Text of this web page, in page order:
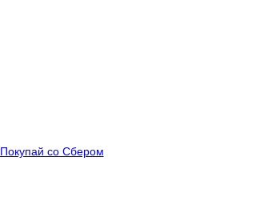
Покупай со Сбером